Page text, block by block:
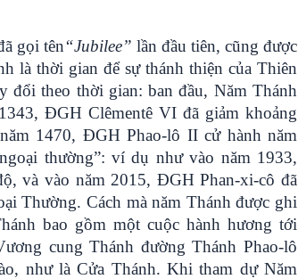
gọi tên“Jubilee” lần đầu tiên, cũng được
là thời gian để sự thánh thiện của Thiên
đổi theo thời gian: ban đầu, Năm Thánh
ĐGH Clêmentê VI đã giảm khoảng
1470, ĐGH Phao-lô II cử hành năm
thường”: ví dụ như vào năm 1933,
và vào năm 2015, ĐGH Phan-xi-cô đã
Thường. Cách mà năm Thánh được ghi
bao gồm một cuộc hành hương tới
cung Thánh đường Thánh Phao-lô
như là Cửa Thánh. Khi tham dự Năm